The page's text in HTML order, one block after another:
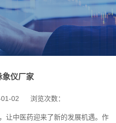
象仪厂家
02 浏览次数：
让中医药迎来了新的发展机遇。作